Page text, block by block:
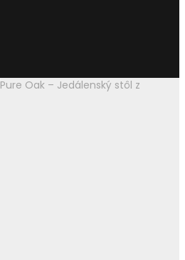
Pure Oak – Jedálenský stôl z